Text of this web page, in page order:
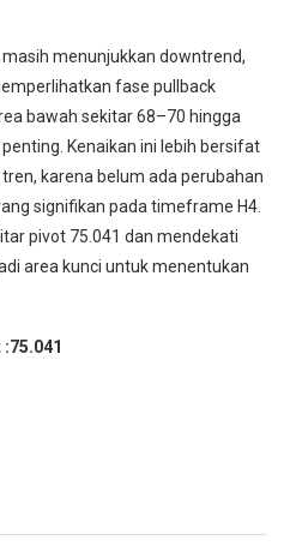
masih menunjukkan downtrend,
fase pullback
bawah sekitar 68–70 hingga
Kenaikan ini lebih bersifat
karena belum ada perubahan
signifikan pada timeframe H4.
pivot 75.041 dan mendekati
area kunci untuk menentukan